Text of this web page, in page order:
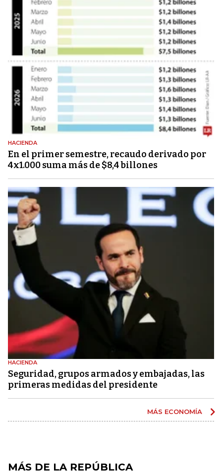
HACIENDA
En el primer semestre, recaudo derivado por
4x1.000 suma más de $8,4 billones
HACIENDA
Seguridad, grupos armados y embajadas, las
primeras medidas del presidente
MÁS ECONOMÍA
MÁS DE LA REPÚBLICA